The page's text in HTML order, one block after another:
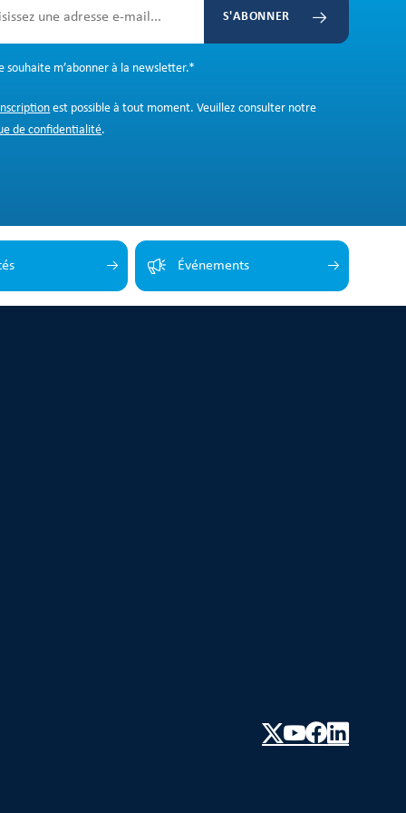
S'ABONNER
souhaite m’abonner à la newsletter.*
est possible à tout moment. Veuillez consulter notre
de confidentialité.
Événements